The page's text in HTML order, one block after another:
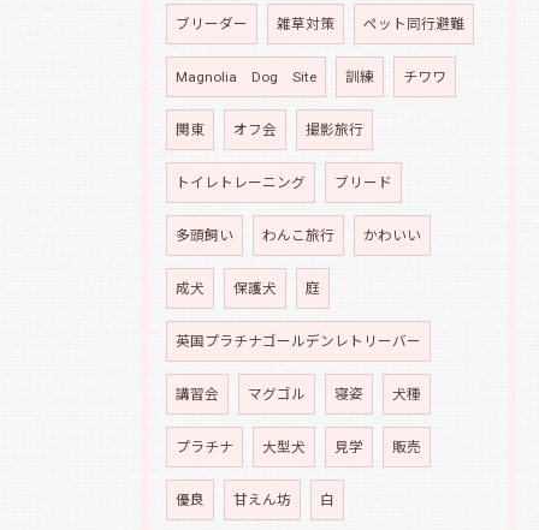
ブリーダー 雑草対策 ペット同行避難
Magnolia Dog Site 訓練 チワワ
関東 オフ会 撮影旅行
トイレトレーニング ブリード
多頭飼い わんこ旅行 かわいい
成犬 保護犬 庭
英国プラチナゴールデンレトリーバー
講習会 マグゴル 寝姿 犬種
プラチナ 大型犬 見学 販売
優良 甘えん坊 白